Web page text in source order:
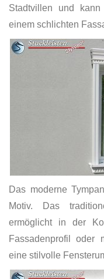
Stadtvillen und
einem schlichten
Das moderne
Motiv. Das
ermöglicht in der
Fassadenprofil oder
eine stilvolle